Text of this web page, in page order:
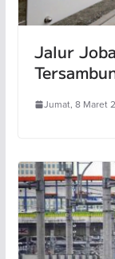
Jalur
Jumat, 8 Maret